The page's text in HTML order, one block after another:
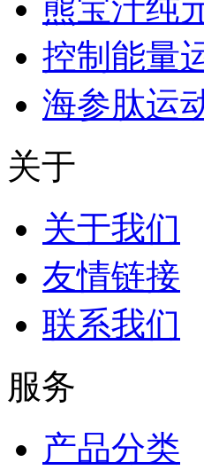
熊宝汁纯
控制能量
海参肽运
关于
关于我们
友情链接
联系我们
服务
产品分类